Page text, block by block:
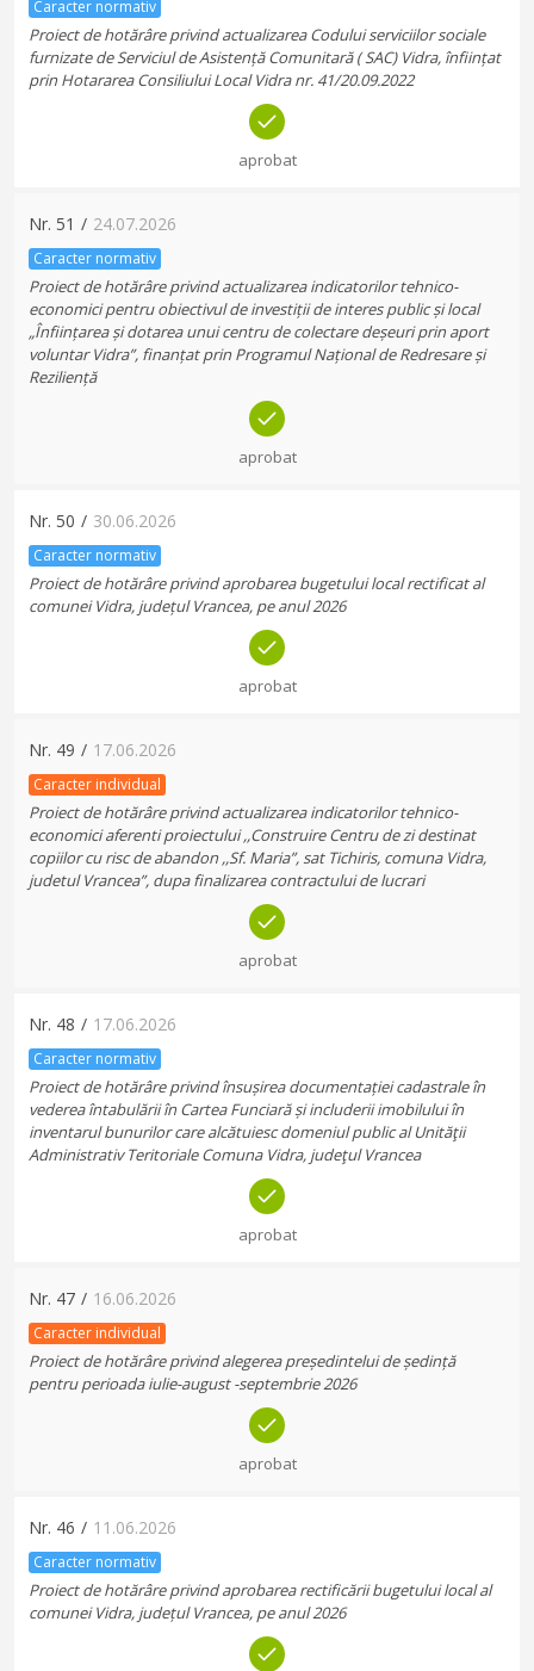
Caracter normativ
Proiect de hotărâre privind actualizarea Codului serviciilor sociale
furnizate de Serviciul de Asistență Comunitară ( SAC) Vidra, înființat
prin Hotararea Consiliului Local Vidra nr. 41/20.09.2022
aprobat
Nr. 51 / 24.07.2026
Caracter normativ
Proiect de hotărâre privind actualizarea indicatorilor tehnico-
economici pentru obiectivul de investiții de interes public și local
„Înființarea și dotarea unui centru de colectare deșeuri prin aport
voluntar Vidra”, finanțat prin Programul Național de Redresare și
Reziliență
aprobat
Nr. 50 / 30.06.2026
Caracter normativ
Proiect de hotărâre privind aprobarea bugetului local rectificat al
comunei Vidra, județul Vrancea, pe anul 2026
aprobat
Nr. 49 / 17.06.2026
Caracter individual
Proiect de hotărâre privind actualizarea indicatorilor tehnico-
economici aferenti proiectului ,,Construire Centru de zi destinat
copiilor cu risc de abandon ,,Sf. Maria”, sat Tichiris, comuna Vidra,
judetul Vrancea”, dupa finalizarea contractului de lucrari
aprobat
Nr. 48 / 17.06.2026
Caracter normativ
Proiect de hotărâre privind însușirea documentației cadastrale în
vederea întabulării în Cartea Funciară și includerii imobilului în
inventarul bunurilor care alcătuiesc domeniul public al Unităţii
Administrativ Teritoriale Comuna Vidra, judeţul Vrancea
aprobat
Nr. 47 / 16.06.2026
Caracter individual
Proiect de hotărâre privind alegerea președintelui de ședință
pentru perioada iulie-august -septembrie 2026
aprobat
Nr. 46 / 11.06.2026
Caracter normativ
Proiect de hotărâre privind aprobarea rectificării bugetului local al
comunei Vidra, județul Vrancea, pe anul 2026